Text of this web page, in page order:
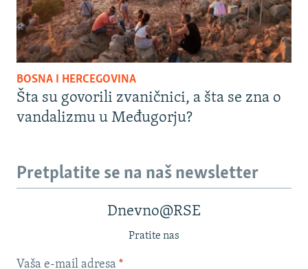
BOSNA I HERCEGOVINA
Šta su govorili zvaničnici, a šta se zna o
vandalizmu u Međugorju?
Pretplatite se na naš newsletter
Dnevno@RSE
Pratite nas
Vaša e-mail adresa *